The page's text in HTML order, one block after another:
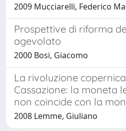
2009 Mucciarelli, Federico
Prospettive di riforma
agevolato
2000 Bosi, Giacomo
La rivoluzione
Cassazione: la moneta
non coincide con la
2008 Lemme, Giuliano